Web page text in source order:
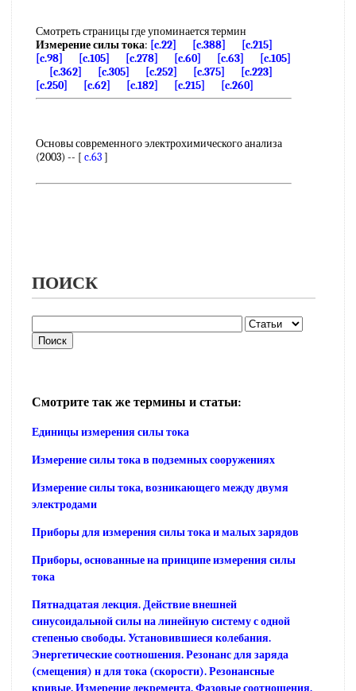
Смотреть страницы где упоминается термин
Измерение силы тока: [c.22] [c.388]
[c.215]
[c.98]
[c.105] [c.278] [c.60] [c.63]
[c.105]
[c.362]
[c.305] [c.252] [c.375]
[c.223]
[c.250]
[c.62] [c.182] [c.215] [c.260]
Основы современного электрохимического анализа
(2003) -- [ c.63]
ПОИСК
Смотрите так же термины и статьи:
Единицы измерения силы тока
Измерение силы тока в подземных сооружениях
Измерение силы тока, возникающего между двумя
электродами
Приборы для измерения силы тока и малых зарядов
Приборы, основанные на принципе измерения силы
тока
Пятнадцатая лекция. Действие внешней
синусоидальной силы на линейную систему с одной
степенью свободы. Установившиеся колебания.
Энергетические соотношения. Резонанс для заряда
(смещения) н для тока (скорости). Резонансные
кривые. Измерение декремента. Фазовые соотношения.